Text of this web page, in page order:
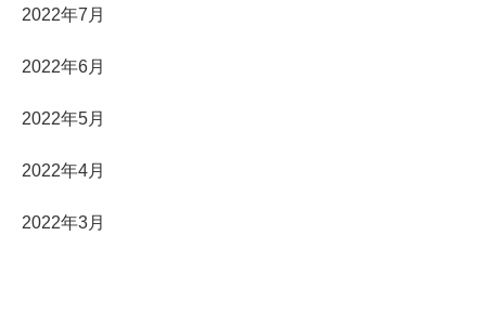
2022年7月
2022年6月
2022年5月
2022年4月
2022年3月